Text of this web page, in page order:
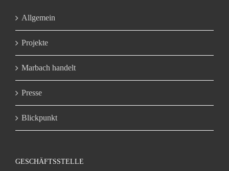
Allgemein
Projekte
Marbach handelt
Presse
Blickpunkt
GESCHÄFTSSTELLE